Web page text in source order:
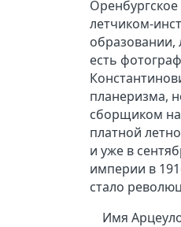
летчиком-
образовании,
есть
планеризма,
сборщиком на
платной
и уже в
империи в
стало
Имя